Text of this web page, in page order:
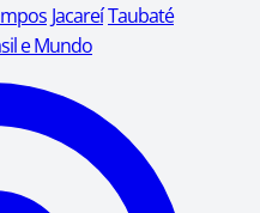
JacareíTaubaté
e Mundo